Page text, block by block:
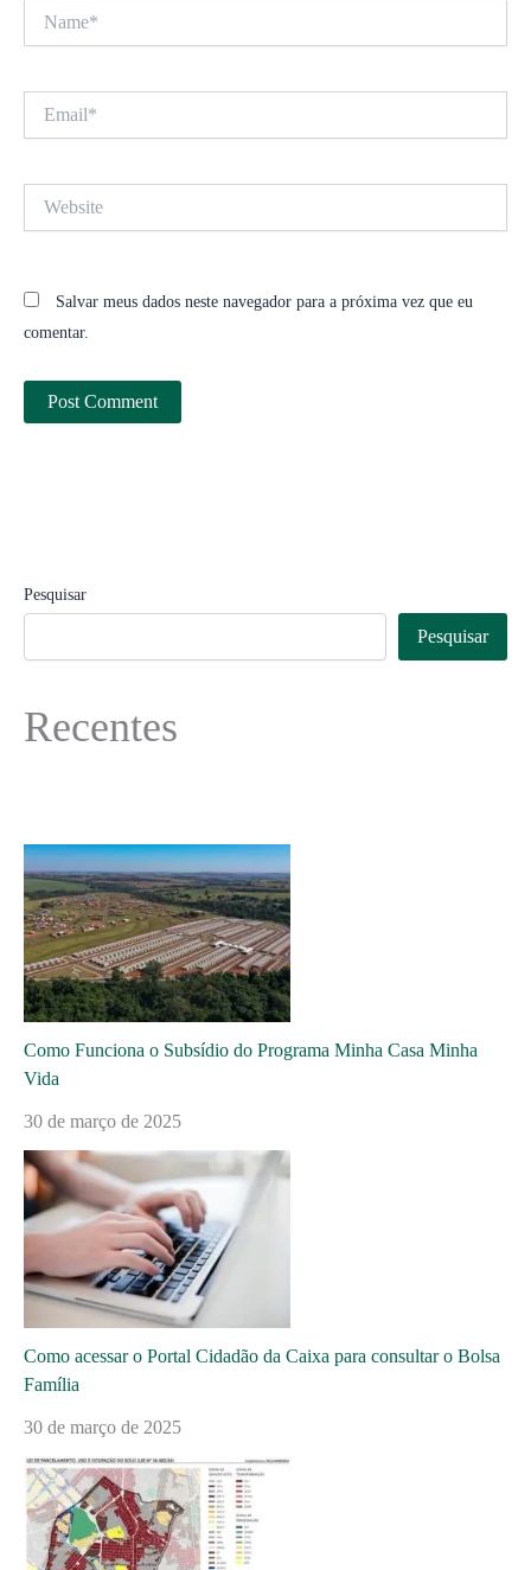
Salvar meus dados neste navegador para a próxima vez que eu
comentar.
Pesquisar
Pesquisar
Recentes
Como Funciona o Subsídio do Programa Minha Casa Minha
Vida
30 de março de 2025
Como acessar o Portal Cidadão da Caixa para consultar o Bolsa
Família
30 de março de 2025